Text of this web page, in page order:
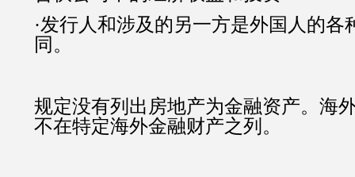
·发行人和涉及的另一方是外国人的各
同。
规定没有列出房地产为金融资产。 海
不在特定海外金融财产之列。